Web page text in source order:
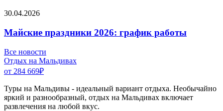
30.04.2026
Майские праздники 2026: график работы
Все новости
Отдых на Мальдивах
от 284 669₽
Туры на Мальдивы - идеальный вариант отдыха. Необычайно
яркий и разнообразный, отдых на Мальдивах включает
развлечения на любой вкус.